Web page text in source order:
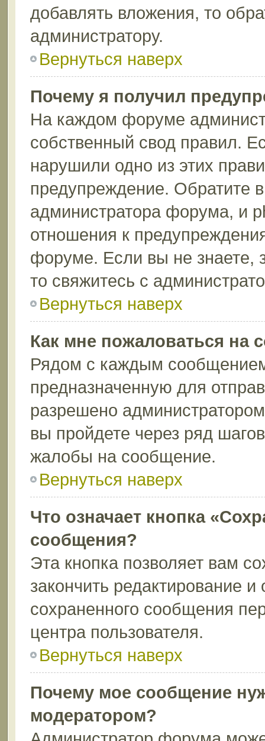
добавлять вложения, то
администратору.
Вернуться наверх
Почему я получил
На каждом форуме
собственный свод правил.
нарушили одно из этих
предупреждение. Обратите
администратора форума, и
отношения к
форуме. Если вы не знаете,
то свяжитесь с
Вернуться наверх
Как мне пожаловаться на
Рядом с каждым
предназначенную для
разрешено
вы пройдете через ряд
жалобы на сообщение.
Вернуться наверх
Что означает кнопка
сообщения?
Эта кнопка позволяет вам
закончить редактирование
сохраненного сообщения
центра пользователя.
Вернуться наверх
Почему мое сообщение
модератором?